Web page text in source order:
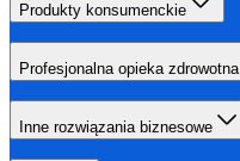
Produkty konsumenckie
Profesjonalna opieka zdrowotna
Inne rozwiązania biznesowe